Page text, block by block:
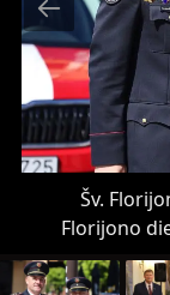
Šv.
Florijono